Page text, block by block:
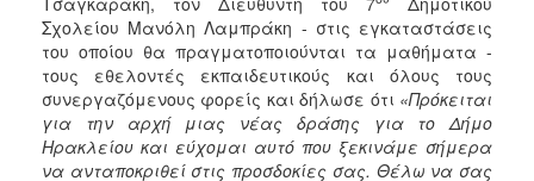
Σχολείου Μανόλη Λαμπράκη - στις εγκαταστάσεις
του οποίου θα πραγματοποιούνται τα μαθήματα -
τους εθελοντές εκπαιδευτικούς και όλους τους
συνεργαζόμενους φορείς και δήλωσε ότι «Πρόκειται
για την αρχή μιας νέας δράσης για το Δήμο
Ηρακλείου και εύχομαι αυτό που ξεκινάμε σήμερα
να ανταποκριθεί στις προσδοκίες σας. Θέλω να σας